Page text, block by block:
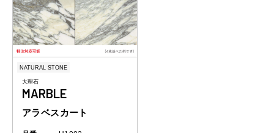
NATURAL STONE
大理石
MARBLE
アラベスカート